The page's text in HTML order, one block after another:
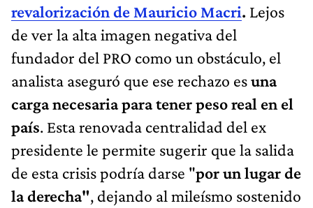
revalorización de Mauricio Macri. Lejos
de ver la alta imagen negativa del
fundador del PRO como un obstáculo, el
analista aseguró que ese rechazo esuna
carga necesaria para tener peso real en el
país. Esta renovada centralidad del ex
presidente le permite sugerir que la salida
de esta crisis podría darse "por un lugar de
la derecha", dejando al mileísmo sostenido